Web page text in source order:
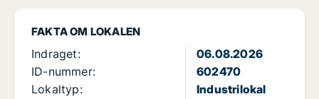
FAKTA OM LOKALEN
Indraget:
06.08.2026
ID-nummer:
602470
Lokaltyp:
Industrilokal